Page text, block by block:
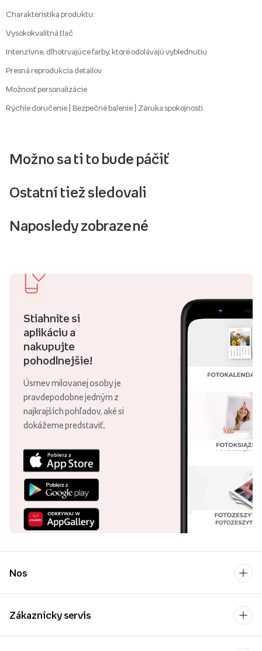
Charakteristika produktu:
Vysokokvalitná tlač
Intenzívne, dlhotrvajúce farby, ktoré odolávajú vyblednutiu
Presná reprodukcia detailov
Možnosť personalizácie
Rýchle doručenie | Bezpečné balenie | Záruka spokojnosti
Možno sa ti to bude páčiť
Ostatní tiež sledovali
Naposledy zobrazené
Stiahnite si
aplikáciu a
nakupujte
pohodlnejšie!
Úsmev milovanej osoby je
pravdepodobne jedným z
najkrajších pohľadov, aké si
dokážeme predstaviť.
Nos
Zákaznícky servis